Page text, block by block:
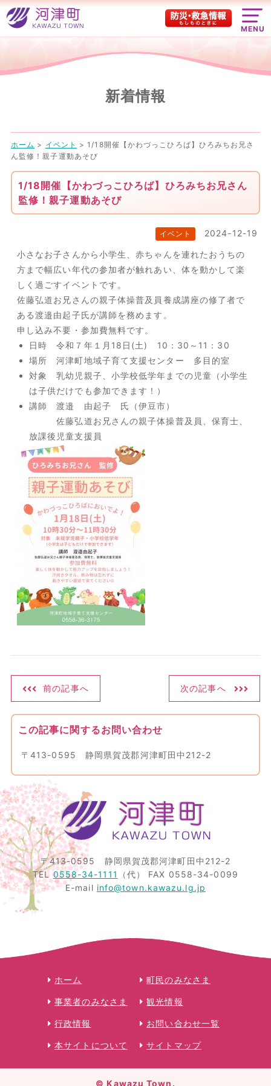
MENU
新着情報
ホーム > イベント >1/18開催【かわづっこひろば】ひろみちお兄さ
ん監修！親子運動あそび
1/18開催【かわづっこひろば】ひろみちお兄さん
監修！親子運動あそび
イベント 2024-12-19
小さなお子さんから小学生、赤ちゃんを連れたおうちの
方まで幅広い年代の参加者が触れあい、体を動かして楽
しく過ごすイベントです。
佐藤弘道お兄さんの親子体操普及員養成講座の修了者で
ある渡邉由起子氏が講師を務めます。
申し込み不要・参加費無料です。
日時 令和７年１月18日(土) 10：30～11：30
場所 河津町地域子育て支援センター 多目的室
対象 乳幼児親子、小学校低学年までの児童（小学生
は子供だけでも参加できます！）
講師 渡邉 由起子 氏（伊豆市）
佐藤弘道お兄さんの親子体操普及員、保育士、
放課後児童支援員
前の記事へ 次の記事へ
この記事に関するお問い合わせ
〒413-0595 静岡県賀茂郡河津町田中212-2
〒413-0595 静岡県賀茂郡河津町田中212-2
TEL0558-34-1111 （代） FAX 0558-34-0099
E-mail info@town.kawazu.lg.jp
ホーム 町民のみなさま
事業者のみなさま 観光情報
行政情報 お問い合わせ一覧
本サイトについて サイトマップ
© Kawazu Town.